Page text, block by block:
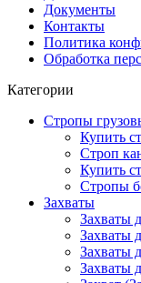
Документы
Контакты
Политика
Обработка
Категории
Стропы
Купить
Строп
Купить
Стропы
Захваты
Захваты
Захваты
Захваты
Захваты